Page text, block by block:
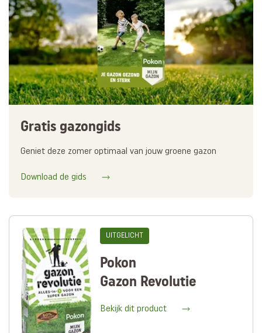
Gratis gazongids
Geniet deze zomer optimaal van jouw groene gazon
Download de gids
UITGELICHT
Pokon
Gazon Revolutie
Bekijk dit product